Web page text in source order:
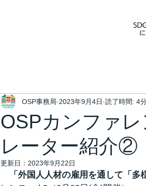
OSPカンファ
レーター紹介②
OSP事務局 2023年9月4日 読了時間: 4
更新日： 2023年9月22日
「外国人人材の雇用を通して「多